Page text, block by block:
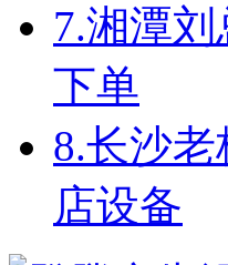
7.湘潭刘
下单
8.长沙老
店设备